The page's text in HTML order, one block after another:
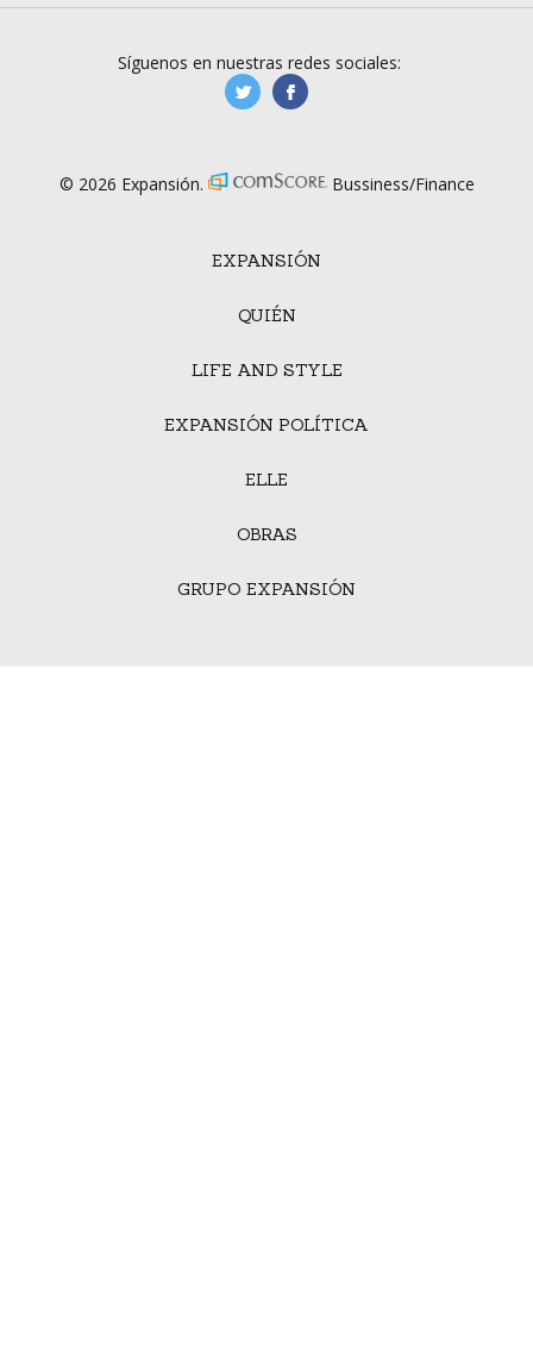
EXPANSIÓN
QUIÉN
LIFE AND STYLE
EXPANSIÓN POLÍTICA
ELLE
OBRAS
GRUPO EXPANSIÓN
Síguenos en nuestras redes sociales:
manufacturaGE
© 2026 Expansión. Bussiness/Finance